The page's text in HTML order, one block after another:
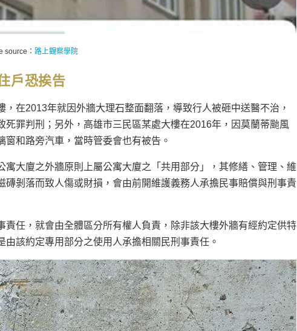
source： 路上觀察學院
戶恐挨告
在2013年就因外牆大理石整面翻落，導致行人被砸中送醫不治，
罪判刑；另外，高雄市三民區某處大樓在2016年，因莫蘭蒂颱風
和路旁汽車，當時管委會也有被告。
寓大廈之外牆原則上屬公寓大廈之「共用部分」，其修繕、管理、維
剝落而致人傷或財損，會由前開維護義務人承擔民事賠償與刑事責
任，就會由全體區分所有權人負責，除非該大樓外牆有經約定供特
該約定專用部分之使用人承擔相關民刑事責任。